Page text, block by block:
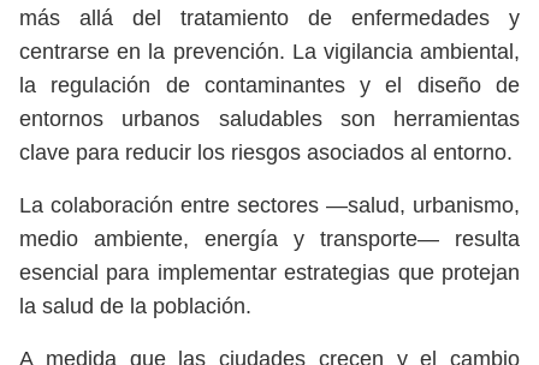
más allá del tratamiento de enfermedades y
centrarse en la prevención. La vigilancia ambiental,
la regulación de contaminantes y el diseño de
entornos urbanos saludables son herramientas
clave para reducir los riesgos asociados al entorno.
La colaboración entre sectores —salud, urbanismo,
medio ambiente, energía y transporte— resulta
esencial para implementar estrategias que protejan
la salud de la población.
A medida que las ciudades crecen y el cambio